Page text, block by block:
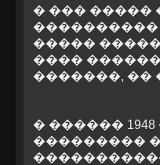
� ��� �����
����������
�����
����
�������, ��
� ������
���������